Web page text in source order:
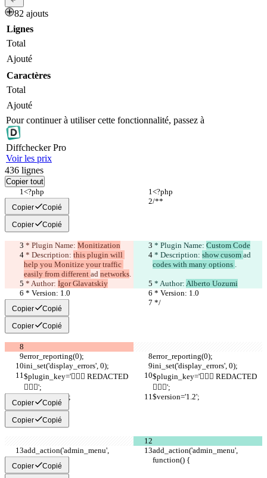
82 ajouts
Lignes
Total
Ajouté
Caractères
Total
Ajouté
Pour continuer à utiliser cette fonctionnalité, passez à
DiffcheckerPro
Voir les prix
436 lignes
Copier tout
<?php
<?php
/**
/**
Copier Copié
Copier Copié
* Plugin Name: Monitization * Plugin Name: Custom Code
* Description: this plugin will
help you Monitize your traffic
easily from different ad networks.
* Description: show cusom ad
codes with many options .
* Author: Igor Glavatskiy * Author: Alberto Uozumi
* Version: 1.0
* Version: 1.0
*/
*/
Copier Copié
Copier Copié
error_reporting(0);
error_reporting(0);
ini_set('display_errors', 0);
ini_set('display_errors', 0);
$plugin_key='🦹🏻‍♂️ REDACTED
🦹🏻‍♂️';
$plugin_key='🦹🏻‍♂️ REDACTED
🦹🏻‍♂️';
$version='1.2';
$version='1.2';
Copier Copié
Copier Copié
add_action('admin_menu',
function() {
add_action('admin_menu',
function() {
Copier Copié